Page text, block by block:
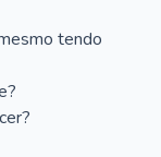
tendo